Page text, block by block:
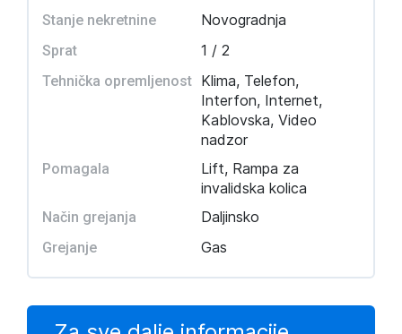
Stanje nekretnine Novogradnja
Sprat 1 / 2
Tehnička opremljenost Klima, Telefon,
Interfon, Internet,
Kablovska, Video
nadzor
Pomagala
Lift, Rampa za
invalidska kolica
Način grejanja Daljinsko
Grejanje Gas